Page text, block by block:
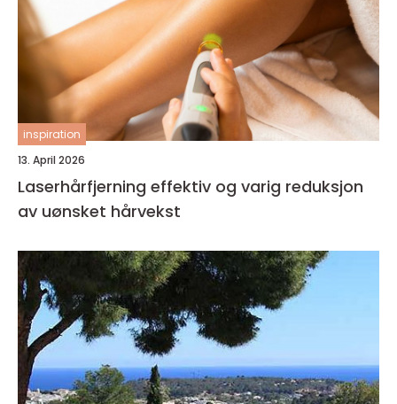
inspiration
13. April 2026
Laserhårfjerning effektiv og varig reduksjon
av uønsket hårvekst